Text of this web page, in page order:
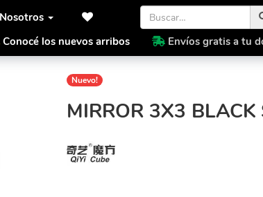
Nosotros
Conocé los nuevos arribos
Envíos gratis a tu
Inicio QiYi Cube QIYI MIRROR 3X3
Nuevo!
MIRROR 3X3 BLACK